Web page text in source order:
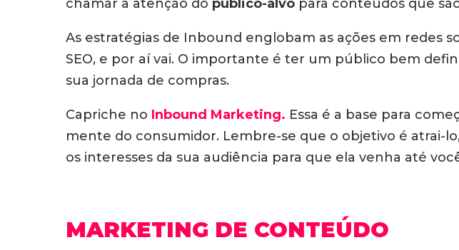
chamar a atenção do público-alvo para conteúdos que
As estratégias de Inbound englobam as ações em redes
SEO, e por aí vai. O importante é ter um público bem
sua jornada de compras.
Capriche no Inbound Marketing. Essa é a base para
mente do consumidor. Lembre-se que o objetivo é
os interesses da sua audiência para que ela venha até
MARKETING DE CONTEÚDO